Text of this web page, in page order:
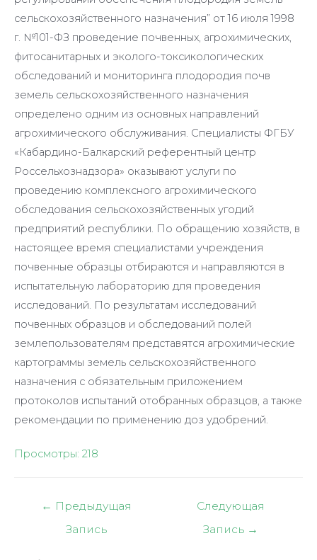
сельскохозяйственного назначения” от 16 июля 1998
г. №101-ФЗ проведение почвенных, агрохимических,
фитосанитарных и эколого-токсикологических
обследований и мониторинга плодородия почв
земель сельскохозяйственного назначения
определено одним из основных направлений
агрохимического обслуживания. Специалисты ФГБУ
«Кабардино-Балкарский референтный центр
Россельхознадзора» оказывают услуги по
проведению комплексного агрохимического
обследования сельскохозяйственных угодий
предприятий республики. По обращению хозяйств, в
настоящее время специалистами учреждения
почвенные образцы отбираются и направляются в
испытательную лабораторию для проведения
исследований. По результатам исследований
почвенных образцов и обследований полей
землепользователям представятся агрохимические
картограммы земель сельскохозяйственного
назначения с обязательным приложением
протоколов испытаний отобранных образцов, а также
рекомендации по применению доз удобрений.
Просмотры: 218
Навигация
← Предыдущая
Запись
Следующая
Запись →